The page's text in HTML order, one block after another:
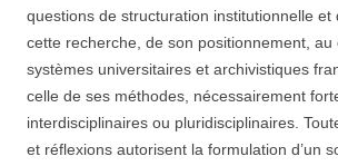
questions de structuration institutionnelle et
cette recherche, de son positionnement,
systèmes universitaires et archivistiques
celle de ses méthodes, nécessairement
interdisciplinaires ou pluridisciplinaires.
et réflexions autorisent la formulation d’un